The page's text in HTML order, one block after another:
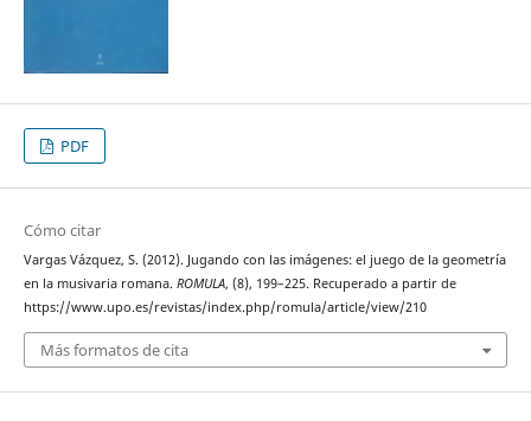
PDF
Cómo citar
Vargas Vázquez, S. (2012). Jugando con las imágenes: el juego de la geometría
en la musivaria romana. ROMULA, (8), 199–225. Recuperado a partir de
https://www.upo.es/revistas/index.php/romula/article/view/210
Más formatos de cita